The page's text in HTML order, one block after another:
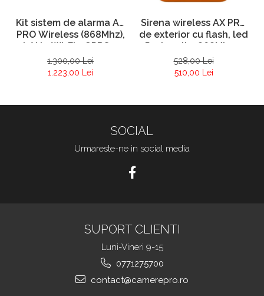
Kit sistem de alarma AX
PRO Wireless (868Mhz),
LAN + Wi-Fi + GPRS –
HIKVISION DS-PWA64-
Kit-WE
1.300,00 Lei
1.223,00 Lei
Sirena wireless AX PRO
de exterior cu flash, led
Portocaliu, 868Mhz –
HIKVISION DS-PS1-E-
WE-O
528,00 Lei
510,00 Lei
SOCIAL
Urmareste-ne in social media
SUPORT CLIENTI
Luni-Vineri 9-15
0771275700
contact@camerepro.ro